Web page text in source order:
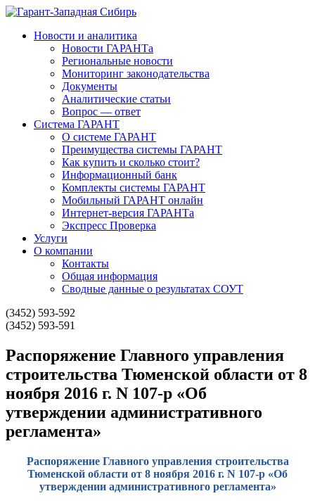
Новости и аналитика
Новости ГАРАНТа
Региональные новости
Мониторинг законодательства
Документы
Аналитические статьи
Вопрос — ответ
Система ГАРАНТ
О системе ГАРАНТ
Преимущества системы ГАРАНТ
Как купить и сколько стоит?
Информационный банк
Комплекты системы ГАРАНТ
Мобильный ГАРАНТ онлайн
Интернет-версия ГАРАНТа
Экспресс Проверка
Услуги
О компании
Контакты
Общая информация
Сводные данные о результатах СОУТ
(3452) 593-592
(3452) 593-591
Распоряжение Главного управления
строительства Тюменской области от 8
ноября 2016 г. N 107-р «Об
утверждении административного
регламента»
Распоряжение Главного управления строительства
Тюменской области от 8 ноября 2016 г. N 107-р «Об
утверждении административного регламента»